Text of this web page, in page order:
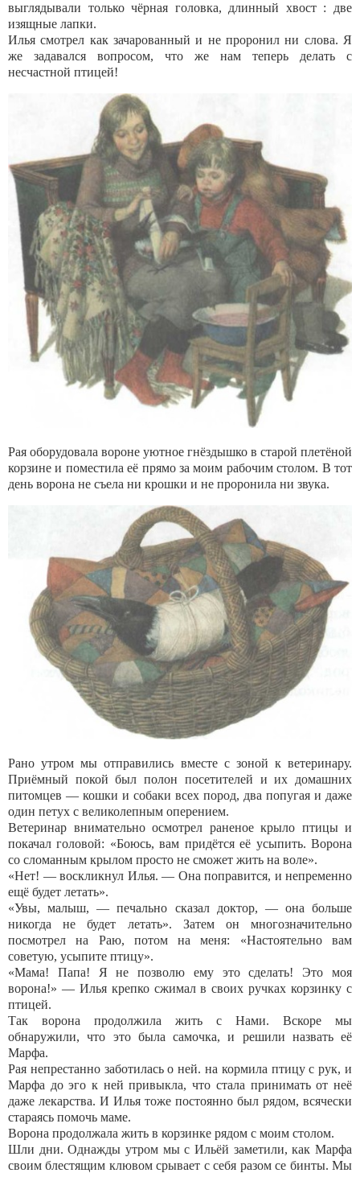
выглядывали только чёрная головка, длинный хвост : две
изящные лапки.
Илья смотрел как зачарованный и не проронил ни слова. Я
же задавался вопросом, что же нам теперь делать с
несчастной птицей!
Рая оборудовала вороне уютное гнёздышко в старой плетёной
корзине и поместила её прямо за моим рабочим столом. В тот
день ворона не съела ни крошки и не проронила ни звука.
Рано утром мы отправились вместе с зоной к ветеринару.
Приёмный покой был полон посетителей и их домашних
питомцев — кошки и собаки всех пород, два попугая и даже
один петух с великолепным оперением.
Ветеринар внимательно осмотрел раненое крыло птицы и
покачал головой: «Боюсь, вам придётся её усыпить. Ворона
со сломанным крылом просто не сможет жить на воле».
«Нет! — воскликнул Илья. — Она поправится, и непременно
ещё будет летать».
«Увы, малыш, — печально сказал доктор, — она больше
никогда не будет летать». Затем он многозначительно
посмотрел на Раю, потом на меня: «Настоятельно вам
советую, усыпите птицу».
«Мама! Папа! Я не позволю ему это сделать! Это моя
ворона!» — Илья крепко сжимал в своих ручках корзинку с
птицей.
Так ворона продолжила жить с Haми. Вскоре мы
обнаружили, что это была самочка, и решили назвать её
Марфа.
Рая непрестанно заботилась о ней. на кормила птицу с рук, и
Марфа до эго к ней привыкла, что стала принимать от неё
даже лекарства. И Илья тоже постоянно был рядом, всячески
стараясь помочь маме.
Ворона продолжала жить в корзинке рядом с моим столом.
Шли дни. Однажды утром мы с Ильёй заметили, как Марфа
своим блестящим клювом срывает с себя разом се бинты. Мы